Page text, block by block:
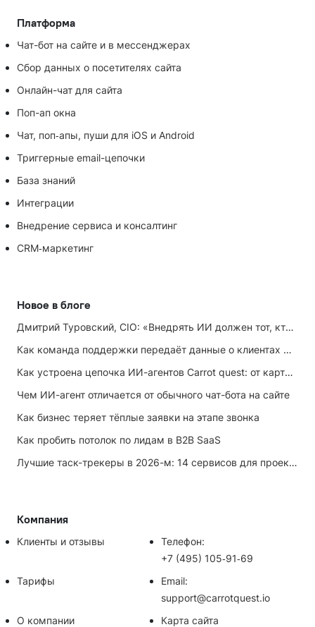
Платформа
Чат-бот на сайте и в мессенджерах
Сбор данных о посетителях сайта
Онлайн-чат для сайта
Поп-ап окна
Чат, поп‑апы, пуши для iOS и Android
Триггерные email-цепочки
База знаний
Интеграции
Внедрение сервиса и консалтинг
CRM‑маркетинг
Новое в блоге
Дмитрий Туровский, CIO: «Внедрять ИИ должен тот, кто ИИ не любит»
Как команда поддержки передаёт данные о клиентах маркетингу
Как устроена цепочка ИИ-агентов Carrot quest: от карточки лида до записи на встречу
Чем ИИ-агент отличается от обычного чат-бота на сайте
Как бизнес теряет тёплые заявки на этапе звонка
Как пробить потолок по лидам в B2B SaaS
Лучшие таск-трекеры в 2026-м: 14 сервисов для проектов и личных задач
Компания
Клиенты и отзывы
Телефон:
+7 (495) 105‑91‑69
Тарифы
Email:
support@carrotquest.io
О компании
Карта сайта